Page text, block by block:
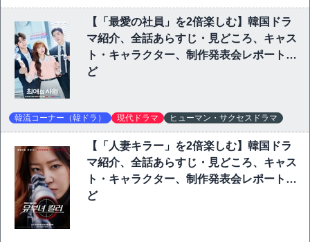
【「最愛の社員」を2倍楽しむ】韓国ドラ
マ紹介、全話あらすじ・見どころ、キャス
ト・キャラクター、制作発表会レポートな
ど
韓流コーナー（韓ドラ） 現代ドラマ ヒューマン・サクセスドラマ
【「人妻キラー」を2倍楽しむ】韓国ドラ
マ紹介、全話あらすじ・見どころ、キャス
ト・キャラクター、制作発表会レポートな
ど